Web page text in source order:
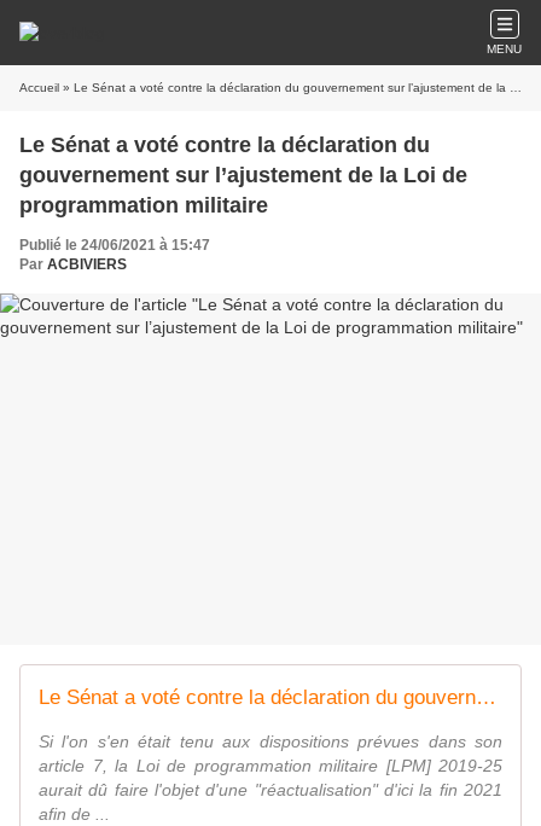
MENU
Accueil » Le Sénat a voté contre la déclaration du gouvernement sur l’ajustement de la Loi de programmation militaire
Le Sénat a voté contre la déclaration du
gouvernement sur l’ajustement de la Loi de
programmation militaire
Publié le 24/06/2021 à 15:47
Par ACBIVIERS
Le Sénat a voté contre la déclaration du gouvernement sur l'ajustement de la Loi de programmation militaire
Si l'on s'en était tenu aux dispositions prévues dans son
article 7, la Loi de programmation militaire [LPM] 2019-25
aurait dû faire l'objet d'une "réactualisation" d'ici la fin 2021
afin de ...